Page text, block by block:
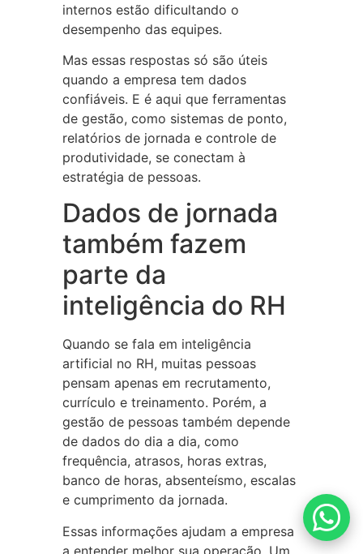
internos estão dificultando o
desempenho das equipes.
Mas essas respostas só são úteis
quando a empresa tem dados
confiáveis. E é aqui que ferramentas
de gestão, como sistemas de ponto,
relatórios de jornada e controle de
produtividade, se conectam à
estratégia de pessoas.
Dados de jornada
também fazem
parte da
inteligência do RH
Quando se fala em inteligência
artificial no RH, muitas pessoas
pensam apenas em recrutamento,
currículo e treinamento. Porém, a
gestão de pessoas também depende
de dados do dia a dia, como
frequência, atrasos, horas extras,
banco de horas, absenteísmo, escalas
e cumprimento da jornada.
Essas informações ajudam a empresa
a entender melhor sua operação. Um